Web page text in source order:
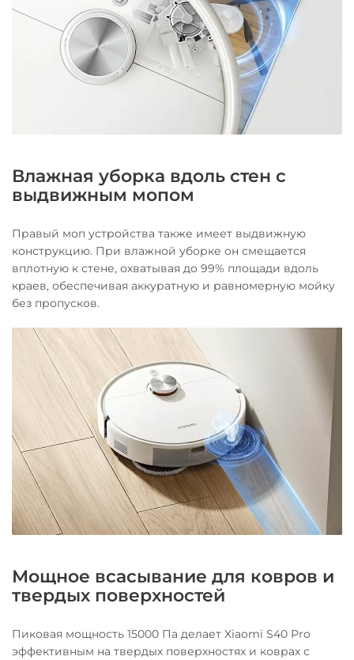
Влажная уборка вдоль стен с
выдвижным мопом
Правый моп устройства также имеет выдвижную
конструкцию. При влажной уборке он смещается
вплотную к стене, охватывая до 99% площади вдоль
краев, обеспечивая аккуратную и равномерную мойку
без пропусков.
Мощное всасывание для ковров и
твердых поверхностей
Пиковая мощность 15000 Па делает Xiaomi S40 Pro
эффективным на твердых поверхностях и коврах с